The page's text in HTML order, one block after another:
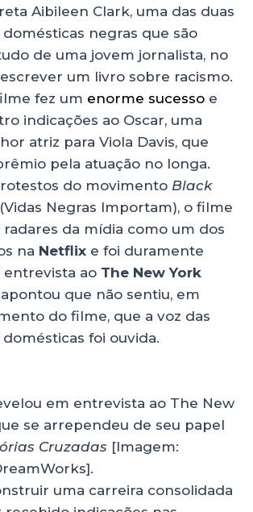
Aibileen Clark, uma das duas
negras que são
de uma jovem jornalista, no
um livro sobre racismo.
fez um enorme sucesso e
indicações ao Oscar, uma
atriz para Viola Davis, que
pela atuação no longa.
do movimento Black
Negras Importam), o filme
da mídia como um dos
na Netflix e foi duramente
entrevista ao The New York
apontou que não sentiu, em
do filme, que a voz das
foi ouvida.
em entrevista ao The New
se arrependeu de seu papel
Cruzadas [Imagem:
uma carreira consolidada